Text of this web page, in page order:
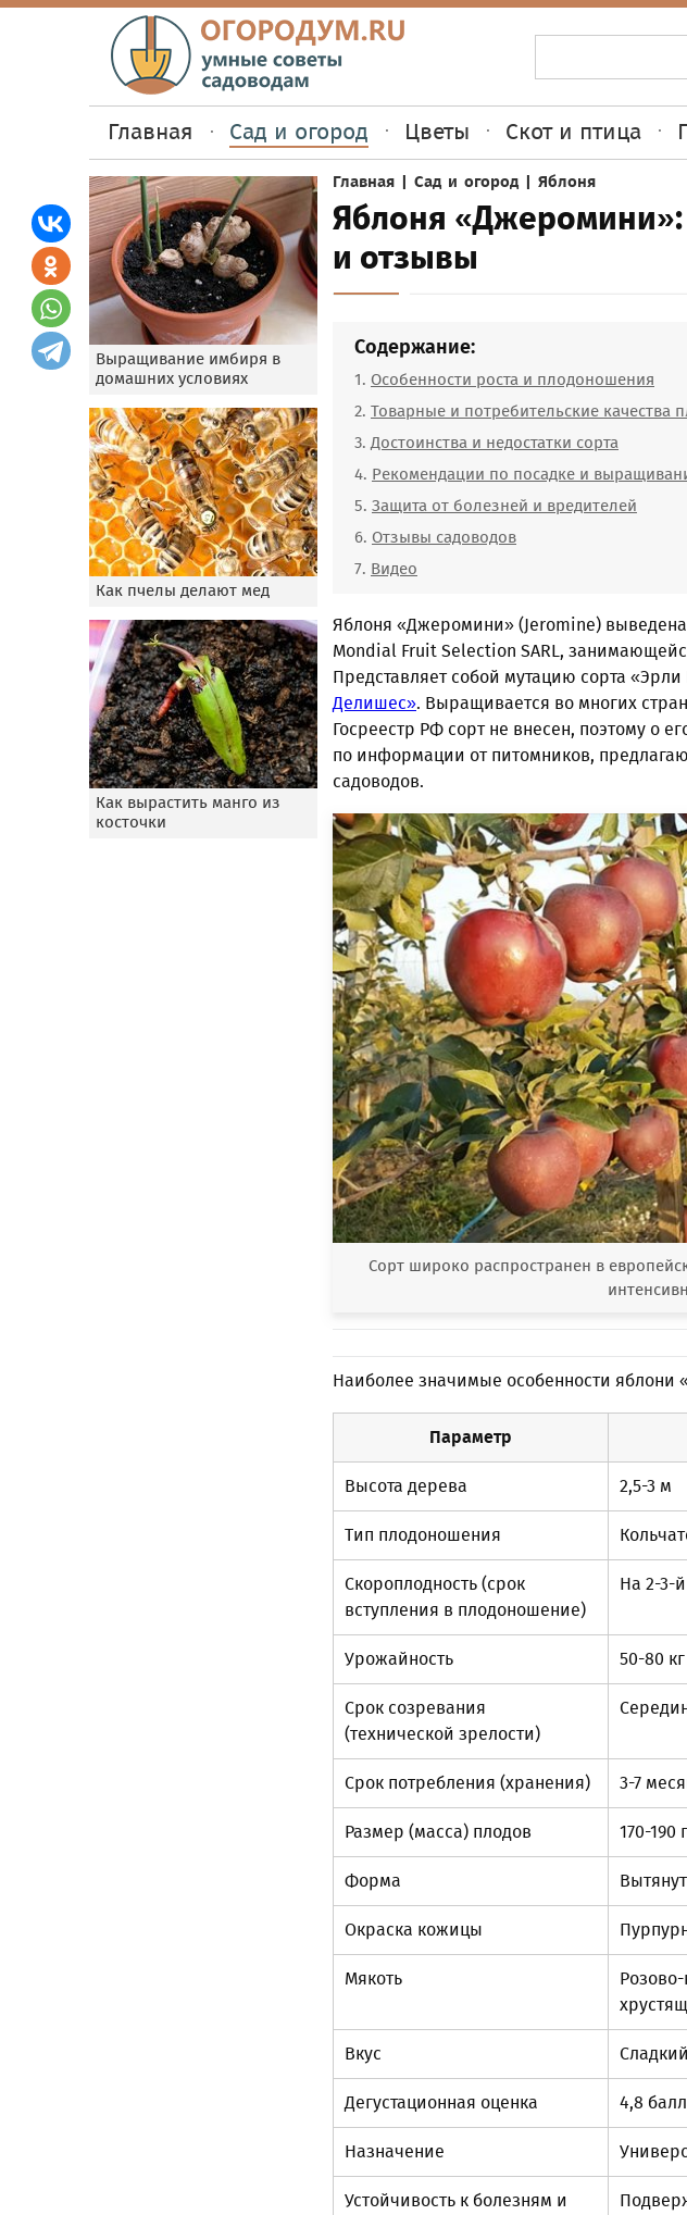
Главная Сад и огород Цветы Скот и птица
Выращивание имбиря в
домашних условиях
Как пчелы делают мед
Как вырастить манго из
косточки
Главная | Сад и огород | Яблоня
Яблоня «Джеромини»:
и отзывы
Содержание:
Особенности роста и плодоношения
Товарные и потребительские качества
Достоинства и недостатки сорта
Рекомендации по посадке и
Защита от болезней и вредителей
Отзывы садоводов
Видео
Яблоня «Джеромини» (Jeromine)
Mondial Fruit Selection SARL,
Представляет собой мутацию сорта
Делишес». Выращивается во многих
Госреестр РФ сорт не внесен, поэтому о
по информации от питомников,
садоводов.
Сорт широко распространен в
Наиболее значимые особенности
Параметр
Высота дерева 2,5-3 м
Тип плодоношения
Скороплодность (срок
вступления в плодоношение)
На 2-3-
Урожайность 50-80
Срок созревания
(технической зрелости)
Срок потребления (хранения) 3-7
Размер (масса) плодов 170-190 г
Форма
Окраска кожицы
Мякоть
Розово-
Вкус
Дегустационная оценка 4,8
Назначение
Устойчивость к болезням и